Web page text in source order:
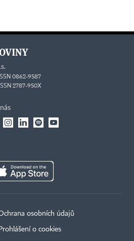
0862-9587
2787-950X
osobních údajů
Prohlášení o cookies